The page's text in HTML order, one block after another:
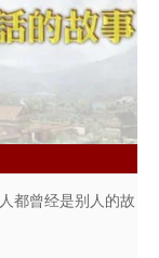
都曾经是别人的故